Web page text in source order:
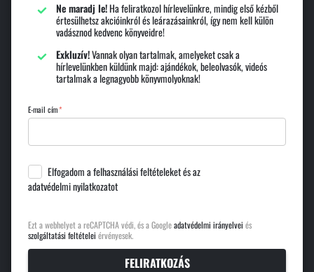
Ne maradj le!Ha feliratkozol hírlevelünkre, mindig első kézből
értesülhetsz akcióinkról és leárazásainkról, így nem kell külön
vadásznod kedvenc könyveidre!
Exkluzív!Vannak olyan tartalmak, amelyeket csak a
hírlevelünkben küldünk majd: ajándékok, beleolvasók, videós
tartalmak a legnagyobb könyvmolyoknak!
E-mail cím
Elfogadom afelhasználási feltételeketés az
adatvédelmi nyilatkozatot
Ezt a webhelyet a reCAPTCHA védi, és a Googleadatvédelmi irányelvei és
szolgáltatási feltételei érvényesek.
FELIRATKOZÁS